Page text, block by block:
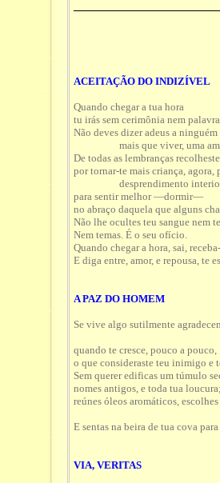
ACEITAÇÃO DO INDIZÍVEL
Quando chegar a tua hora
tu irás sem cerimônia nem
Não deves dizer adeus a
mais que viver, uma
De todas as lembranças
por tornar-te mais criança, agora,
desprendimento
para sentir melhor —dormir—
no abraço daquela que alguns
Não lhe ocultes teu sangue nem
Nem temas. É o seu ofício.
Quando chegar a hora, sai,
E diga entre, amor, e repousa, te
A PAZ DO HOMEM
Se vive algo sutilmente
quando te cresce, pouco a pouco,
o que consideraste teu inimigo e
Sem querer edificas um túmulo
nomes antigos, e toda tua
reúnes óleos aromáticos,
E sentas na beira de tua cova
VIA, VERITAS